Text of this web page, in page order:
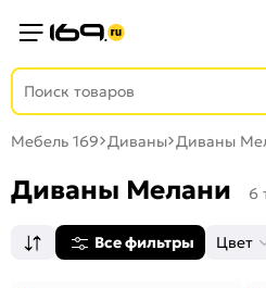
Мебель 169 Диваны Диваны
Диваны Мелани 6
Все фильтры Цвет